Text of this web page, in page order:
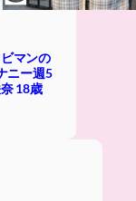
マンの
ニー週5
18歳